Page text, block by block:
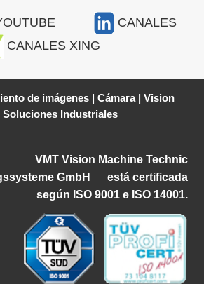
CANALES
CANALES XING
de imágenes |Cámara|Vision
Soluciones Industriales
VMT Vision Machine Technic
GmbH
está certificada
según ISO 9001 e ISO 14001.